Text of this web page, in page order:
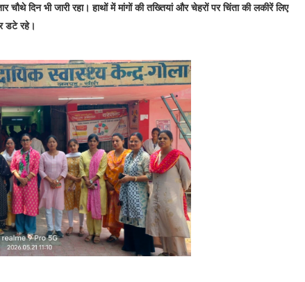
चौथे दिन भी जारी रहा। हाथों में मांगों की तख्तियां और चेहरों पर चिंता की लकीरें लिए
डटे रहे।